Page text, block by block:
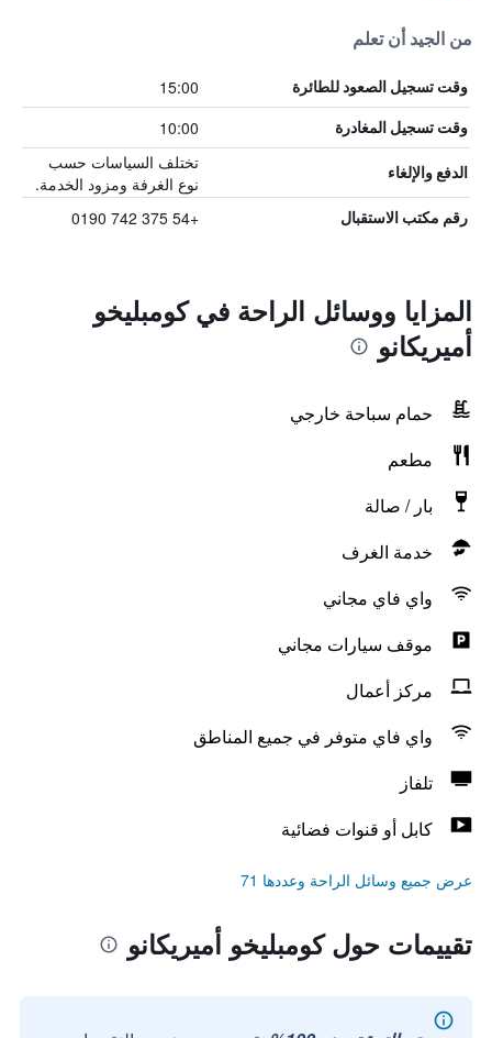
من الجيد أن تعلم
وقت تسجيل الصعود للطائرة 15:00
وقت تسجيل المغادرة 10:00
الدفع والإلغاء
تختلف السياسات حسب
نوع الغرفة ومزود الخدمة.
رقم مكتب الاستقبال +54 375 742 0190
المزايا ووسائل الراحة في كومبليخو
أميريكانو
حمام سباحة خارجي
مطعم
بار / صالة
خدمة الغرف
واي فاي مجاني
موقف سيارات مجاني
مركز أعمال
واي فاي متوفر في جميع المناطق
تلفاز
كابل أو قنوات فضائية
عرض جميع وسائل الراحة وعددها 71
تقييمات حول كومبليخو أميريكانو